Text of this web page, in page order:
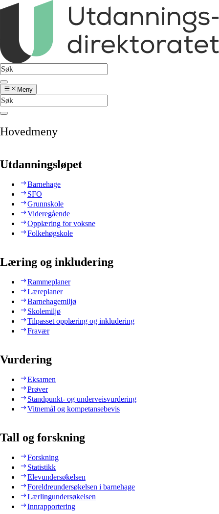
Meny
Hovedmeny
Utdanningsløpet
Barnehage
SFO
Grunnskole
Videregående
Opplæring for voksne
Folkehøgskole
Læring og inkludering
Rammeplaner
Læreplaner
Barnehagemiljø
Skolemiljø
Tilpasset opplæring og inkludering
Fravær
Vurdering
Eksamen
Prøver
Standpunkt- og underveisvurdering
Vitnemål og kompetansebevis
Tall og forskning
Forskning
Statistikk
Elevundersøkelsen
Foreldreundersøkelsen i barnehage
Lærlingundersøkelsen
Innrapportering